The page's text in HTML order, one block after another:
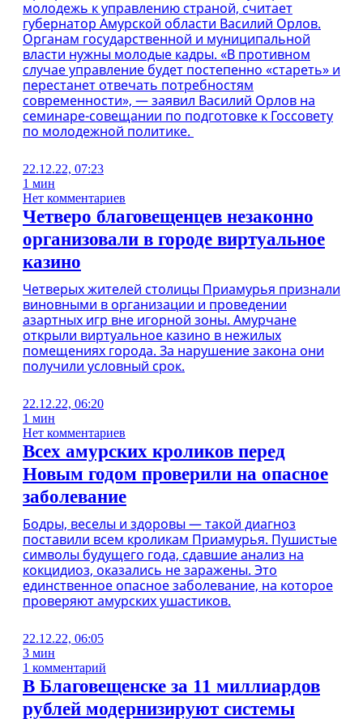
молодежь к управлению страной, считает
губернатор Амурской области Василий Орлов.
Органам государственной и муниципальной
власти нужны молодые кадры. «В противном
случае управление будет постепенно «стареть» и
перестанет отвечать потребностям
современности», — заявил Василий Орлов на
семинаре-совещании по подготовке к Госсовету
по молодежной политике.
22.12.22, 07:23
1 мин
Нет комментариев
Четверо благовещенцев незаконно
организовали в городе виртуальное
казино
Четверых жителей столицы Приамурья признали
виновными в организации и проведении
азартных игр вне игорной зоны. Амурчане
открыли виртуальное казино в нежилых
помещениях города. За нарушение закона они
получили условный срок.
22.12.22, 06:20
1 мин
Нет комментариев
Всех амурских кроликов перед
Новым годом проверили на опасное
заболевание
Бодры, веселы и здоровы — такой диагноз
поставили всем кроликам Приамурья. Пушистые
символы будущего года, сдавшие анализ на
кокцидиоз, оказались не заражены. Это
единственное опасное заболевание, на которое
проверяют амурских ушастиков.
22.12.22, 06:05
3 мин
1 комментарий
В Благовещенске за 11 миллиардов
рублей модернизируют системы